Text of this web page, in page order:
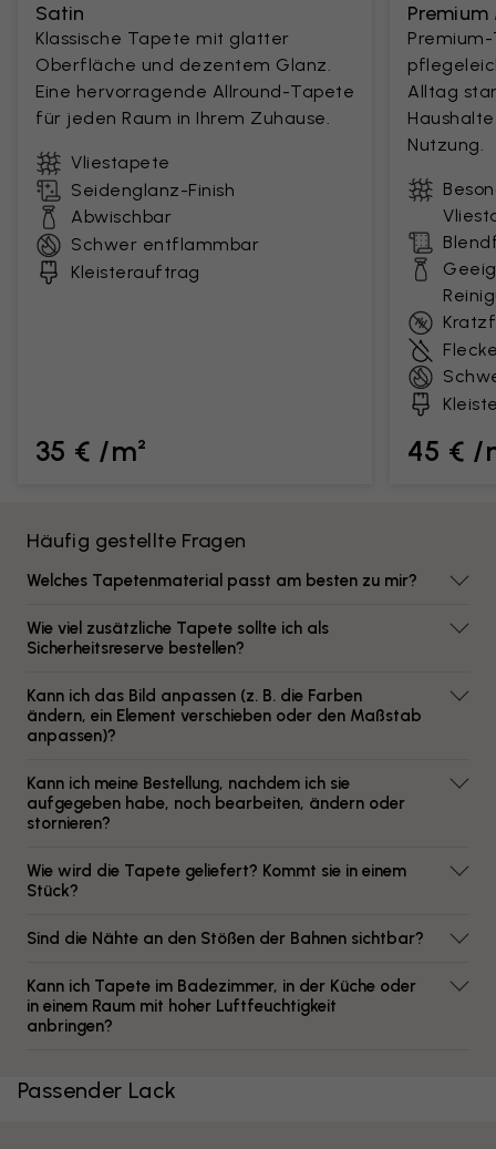
Satin
Klassische Tapete mit glatter
Oberfläche und dezentem Glanz.
Eine hervorragende Allround-Tapete
für jeden Raum in Ihrem Zuhause.
Vliestapete
Seidenglanz-Finish
Abwischbar
Schwer entflammbar
Kleisterauftrag
35 € /m²
Alltag
Nutzung.
45 € /
Häufig gestellte Fragen
Welches Tapetenmaterial passt am besten zu mir?
Wie viel zusätzliche Tapete sollte ich als
Sicherheitsreserve bestellen?
Kann ich das Bild anpassen (z. B. die Farben
ändern, ein Element verschieben oder den Maßstab
anpassen)?
Kann ich meine Bestellung, nachdem ich sie
aufgegeben habe, noch bearbeiten, ändern oder
stornieren?
Wie wird die Tapete geliefert? Kommt sie in einem
Stück?
Sind die Nähte an den Stößen der Bahnen sichtbar?
Kann ich Tapete im Badezimmer, in der Küche oder
in einem Raum mit hoher Luftfeuchtigkeit
anbringen?
Passender Lack